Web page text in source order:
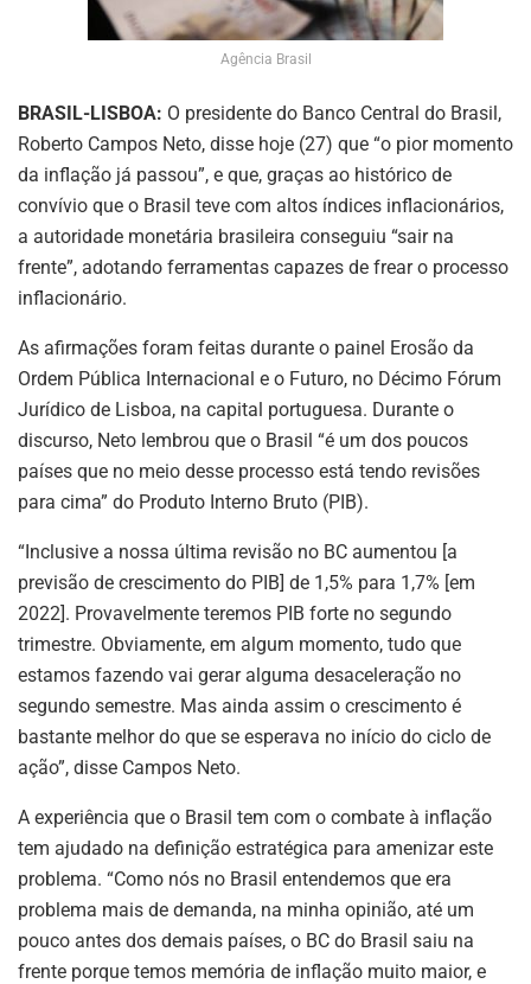
Agência Brasil
BRASIL-LISBOA: O presidente do Banco Central do Brasil,
Roberto Campos Neto, disse hoje (27) que “o pior momento
da inflação já passou”, e que, graças ao histórico de
convívio que o Brasil teve com altos índices inflacionários,
a autoridade monetária brasileira conseguiu “sair na
frente”, adotando ferramentas capazes de frear o processo
inflacionário.
As afirmações foram feitas durante o painel Erosão da
Ordem Pública Internacional e o Futuro, no Décimo Fórum
Jurídico de Lisboa, na capital portuguesa. Durante o
discurso, Neto lembrou que o Brasil “é um dos poucos
países que no meio desse processo está tendo revisões
para cima” do Produto Interno Bruto (PIB).
“Inclusive a nossa última revisão no BC aumentou [a
previsão de crescimento do PIB] de 1,5% para 1,7% [em
2022]. Provavelmente teremos PIB forte no segundo
trimestre. Obviamente, em algum momento, tudo que
estamos fazendo vai gerar alguma desaceleração no
segundo semestre. Mas ainda assim o crescimento é
bastante melhor do que se esperava no início do ciclo de
ação”, disse Campos Neto.
A experiência que o Brasil tem com o combate à inflação
tem ajudado na definição estratégica para amenizar este
problema. “Como nós no Brasil entendemos que era
problema mais de demanda, na minha opinião, até um
pouco antes dos demais países, o BC do Brasil saiu na
frente porque temos memória de inflação muito maior, e